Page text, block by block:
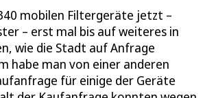
mobilen Filtergeräte jetzt –
– erst mal bis auf weiteres in
wie die Stadt auf Anfrage
habe man von einer anderen
für einige der Geräte